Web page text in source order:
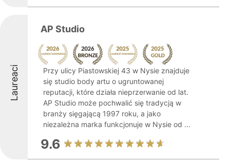
Laureaci
AP Studio
Przy ulicy Piastowskiej 43 w Nysie znajduje
się studio body artu o ugruntowanej
reputacji, które działa nieprzerwanie od lat.
AP Studio może pochwalić się tradycją w
branży sięgającą 1997 roku, a jako
niezależna marka funkcjonuje w Nysie od ...
9.6